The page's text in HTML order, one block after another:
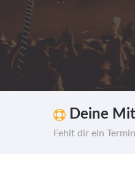
Deine
Fehlt dir ein